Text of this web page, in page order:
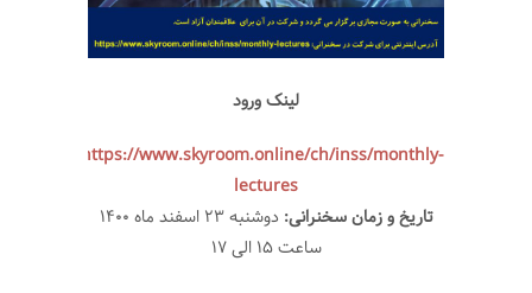
لینک ورود
https://www.skyroom.online/ch/inss/monthly-
lectures
تاریخ و زمان سخنرانی:
دوشنبه ۲۳ اسفند ماه ۱۴۰۰
ساعت ۱۵ الی ۱۷